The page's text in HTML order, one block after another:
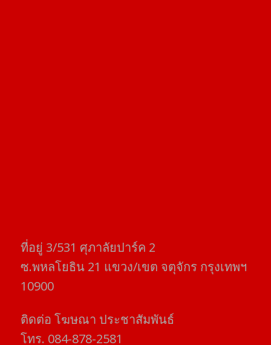
ที่อยู่​ 3/531​ ศุภาลัยปาร์ค​ 2
ซ.พหลโยธิน​ 21​ แขวง/เขต​ จตุจักร​ กรุงเทพฯ
10900
ติดต่อ​ โฆษณา​ ประชาสัมพันธ์
โทร​. 084-878-2581